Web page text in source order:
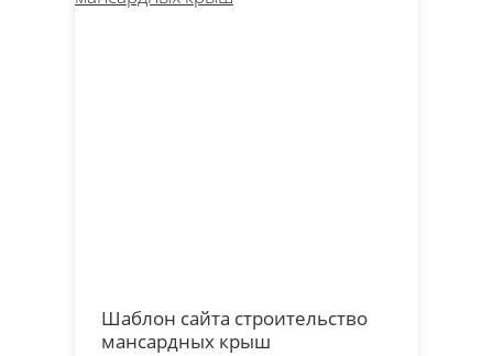
Шаблон сайта строительство
мансардных крыш